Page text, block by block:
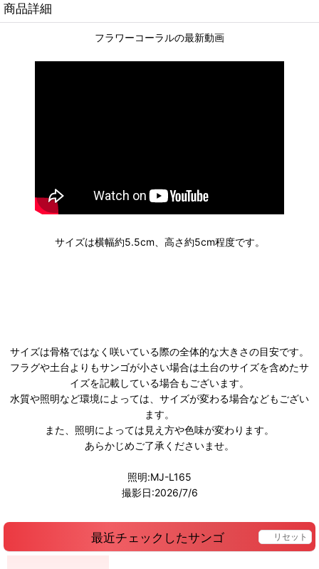
商品詳細
フラワーコーラルの最新動画
サイズは横幅約5.5cm、高さ約5cm程度です。
サイズは骨格ではなく咲いている際の全体的な大きさの目安です。
フラグや土台よりもサンゴが小さい場合は土台のサイズを含めたサ
イズを記載している場合もございます。
水質や照明など環境によっては、サイズが変わる場合などもござい
ます。
また、照明によっては見え方や色味が変わります。
あらかじめご了承くださいませ。
照明:MJ-L165
撮影日:2026/7/6
最近チェックしたサンゴ リセット